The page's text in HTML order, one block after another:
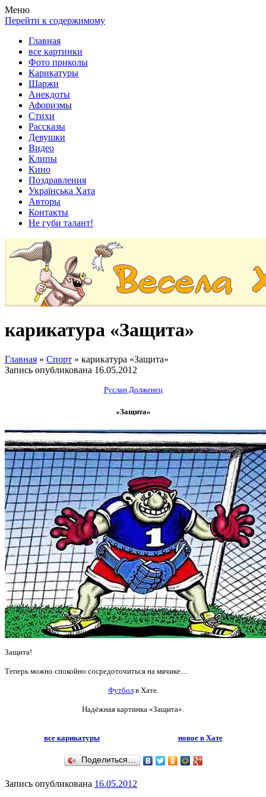
Весела хата — прикольные картинки, смешные истории,
клипы!
Покажем всем ваши фото приколы, карикатуры, шаржи, стихи,
рассказы, видео и песни!
Меню
Перейти к содержимому
Главная
все картинки
Фото приколы
Карикатуры
Шаржи
Анекдоты
Афоризмы
Стихи
Рассказы
Девушки
Видео
Клипы
Кино
Поздравления
Українська Хата
Авторы
Контакты
Не губи талант!
карикатура «Защита»
Главная » Спорт » карикатура «Защита»
Запись опубликована 16.05.2012
Руслан Долженец
«Защита»
Защита!
Теперь можно спокойно сосредоточиться на мячике…
Футболв Хате.
Надёжная картинка «Защита».
все карикатуры новое в Хате
Поделиться…
Запись опубликована 16.05.2012